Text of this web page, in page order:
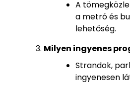
A
a metró és
lehetőség.
Milyen ingyenes
Strandok,
ingyenesen